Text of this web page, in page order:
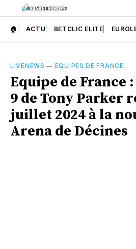
🏠 ACTU BETCLIC ELITE
LIVENEWS — EQUIPES DE FRANCE
Equipe de France
9 de Tony Parker
juillet 2024 à la
Arena de Décines